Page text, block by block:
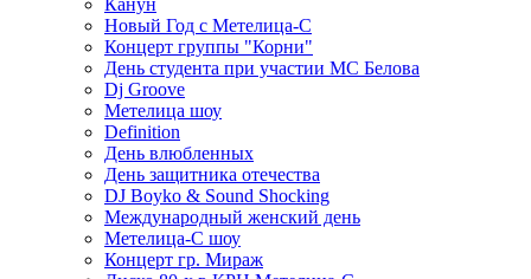
Канун
Новый Год с Метелица-С
Концерт группы "Корни"
День студента при участии МС Белова
Dj Groove
Метелица шоу
Definition
День влюбленных
День защитника отечества
DJ Boyko & Sound Shocking
Международный женский день
Метелица-С шоу
Концерт гр. Мираж